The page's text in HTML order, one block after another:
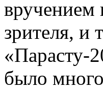
вручением
зрителя, и
«Парасту-
было